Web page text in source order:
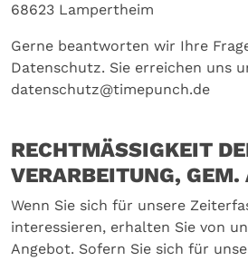
68623 Lampertheim
Gerne beantworten wir Ihre
Datenschutz. Sie erreichen uns
datenschutz@timepunch.de
RECHTMÄSSIGKEIT
VERARBEITUNG, GEM.
Wenn Sie sich für unsere
interessieren, erhalten Sie von
Angebot. Sofern Sie sich für